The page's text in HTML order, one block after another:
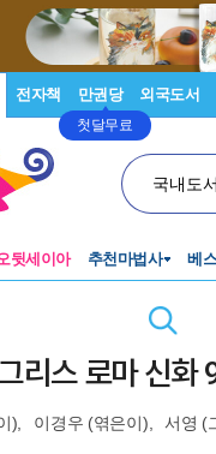
전자책 만권당
첫달무료
외국도서
국내도
뒷세이아 추천마법사 베
리스 로마 신화
), 이경우 (엮은이), 서영 (